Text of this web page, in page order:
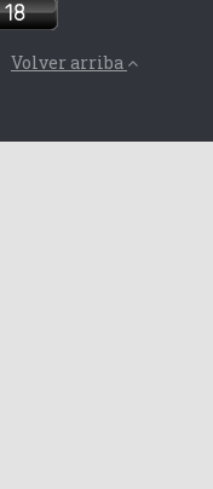
Volver arriba